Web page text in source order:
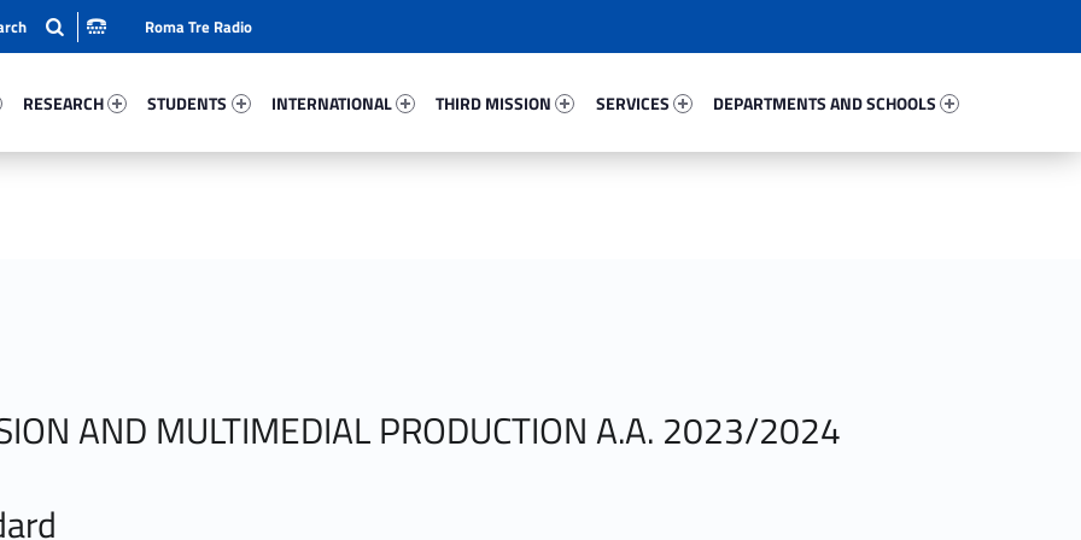
RESEARCH
STUDENTS
INTERNATIONAL
THIRD MISSION
SERVICES
DEPARTMENTS AND SCHOOLS
Roma Tre Radio
AND MULTIMEDIAL PRODUCTION A.A. 2023/2024